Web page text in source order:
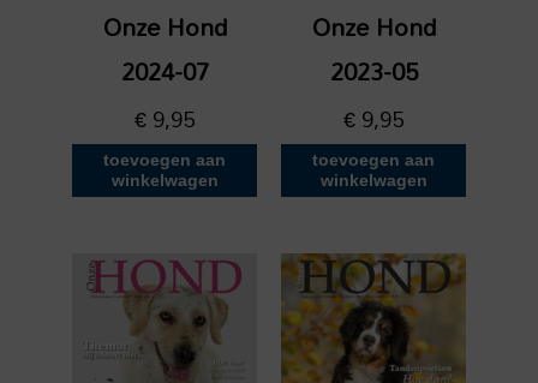
Onze Hond
2024-07
€9,95
toevoegen aan
winkelwagen
Onze Hond
2023-05
€9,95
toevoegen aan
winkelwagen